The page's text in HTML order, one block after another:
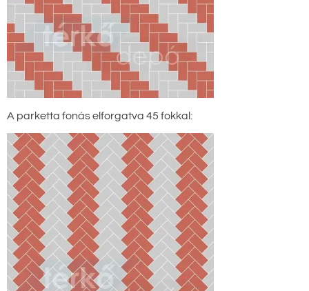
A parketta fonás elforgatva 45 fokkal: